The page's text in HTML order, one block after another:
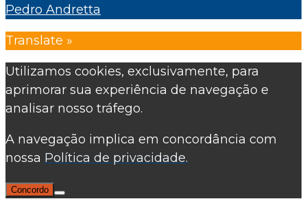
Pedro Andretta
Translate »
Utilizamos cookies, exclusivamente, para
aprimorar sua experiência de navegação e
analisar nosso tráfego.
A navegação implica em concordância com
nossa Política de privacidade.
Concordo